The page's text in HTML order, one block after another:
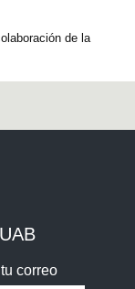
de la
correo